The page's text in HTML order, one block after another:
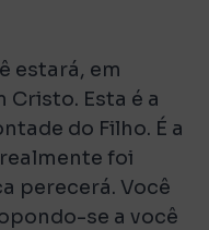
estará, em
Cristo. Esta é a
do Filho. É a
foi
perecerá. Você
se a você